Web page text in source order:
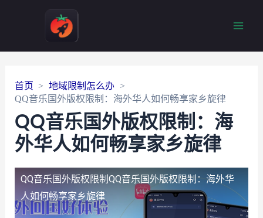
首页
地域限制怎么办
QQ音乐国外版权限制：海外华人如何畅享家乡旋律
QQ音乐国外版权限制：海
外华人如何畅享家乡旋律
QQ音乐国外版权限制 QQ音乐国外版权限制：海外华
人如何畅享家乡旋律